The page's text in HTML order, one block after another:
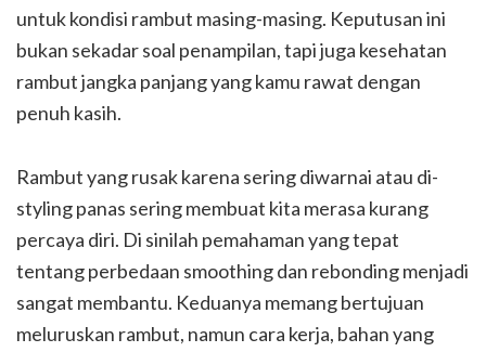
untuk kondisi rambut masing-masing. Keputusan ini
bukan sekadar soal penampilan, tapi juga kesehatan
rambut jangka panjang yang kamu rawat dengan
penuh kasih.
Rambut yang rusak karena sering diwarnai atau di-
styling panas sering membuat kita merasa kurang
percaya diri. Di sinilah pemahaman yang tepat
tentang perbedaan smoothing dan rebonding menjadi
sangat membantu. Keduanya memang bertujuan
meluruskan rambut, namun cara kerja, bahan yang